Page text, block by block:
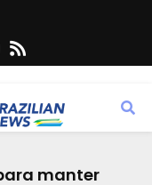
Y
u
t
s
manter